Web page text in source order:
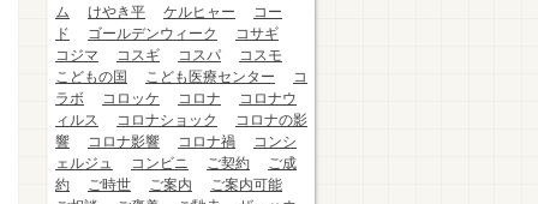
ム
けやき平 ケルヒャー
コー
ド
ゴールデンウィーク
コサギ
コジマ
コスギ コスパ
コスモ
こどもの国
こども医療センター
コ
ラボ
コロッケ コロナ
コロナウ
ィルス
コロナショック
コロナの影
響
コロナ影響 コロナ禍
コンシ
ェルジュ
コンビニ ご契約
ご成
約
ご時世 ご案内
ご案内可能